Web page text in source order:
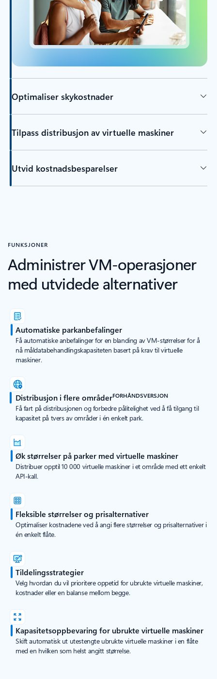
Optimaliser skykostnader
Tilpass distribusjon av virtuelle maskiner
Utvid kostnadsbesparelser
FUNKSJONER
Administrer VM-operasjoner
med utvidede alternativer
Automatiske parkanbefalinger
Få automatiske anbefalinger for en blanding av VM-størrelser for å
nå måldatabehandlingskapasiteten basert på krav til virtuelle
maskiner.
Distribusjon i flere områderFORHÅNDSVERSJON
Få fart på distribusjonen og forbedre pålitelighet ved å få tilgang til
kapasitet på tvers av områder i én enkelt park.
Øk størrelser på parker med virtuelle maskiner
Distribuer opptil 10 000 virtuelle maskiner i et område med ett enkelt
API-kall.
Fleksible størrelser og prisalternativer
Optimaliser kostnadene ved å angi flere størrelser og prisalternativer i
én enkelt flåte.
Tildelingsstrategier
Velg hvordan du vil prioritere oppetid for ubrukte virtuelle maskiner,
kostnader eller en balanse mellom begge.
Kapasitetsoppbevaring for ubrukte virtuelle maskiner
Skift automatisk ut utestengte ubrukte virtuelle maskiner i en flåte
med en hvilken som helst angitt størrelse.